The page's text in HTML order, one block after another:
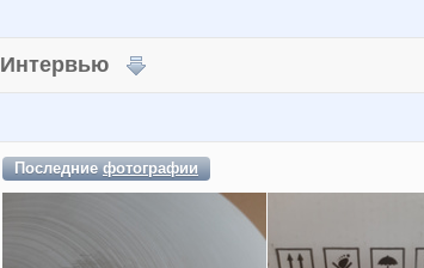
Интервью
Последниефотографии